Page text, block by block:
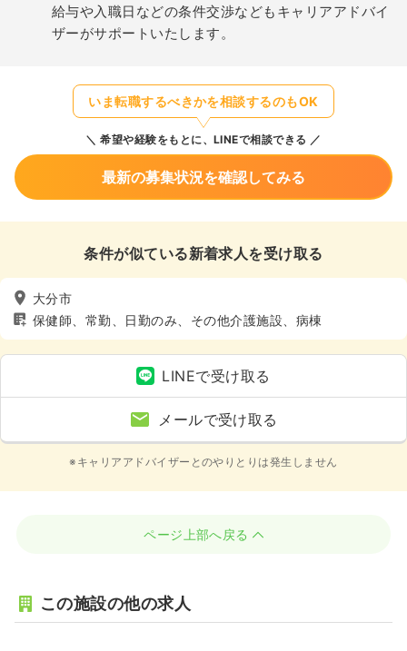
給与や入職日などの条件交渉などもキャリアアドバイ
ザーがサポートいたします。
いま転職するべきかを相談するのもOK
希望や経験をもとに、LINEで相談できる
最新の募集状況を確認してみる
条件が似ている新着求人を受け取る
大分市
保健師、常勤、日勤のみ、その他介護施設、病棟
LINEで受け取る
メールで受け取る
※キャリアアドバイザーとのやりとりは発生しません
ページ上部へ戻る
この施設の他の求人